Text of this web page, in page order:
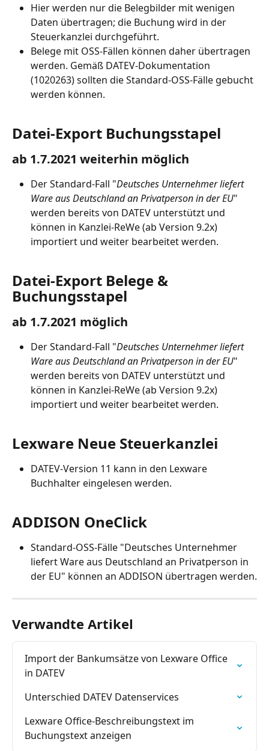
Hier werden nur die Belegbilder mit wenigen
Daten übertragen; die Buchung wird in der
Steuerkanzlei durchgeführt.
Belege mit OSS-Fällen können daher übertragen
werden. Gemäß DATEV-Dokumentation
(1020263) sollten die Standard-OSS-Fälle gebucht
werden können.
Datei-Export Buchungsstapel
ab 1.7.2021 weiterhin möglich
Der Standard-Fall "Deutsches Unternehmer liefert
Ware aus Deutschland an Privatperson in der EU"
werden bereits von DATEV unterstützt und
können in Kanzlei-ReWe (ab Version 9.2x)
importiert und weiter bearbeitet werden.
Datei-Export Belege &
Buchungsstapel
ab 1.7.2021 möglich
Der Standard-Fall "Deutsches Unternehmer liefert
Ware aus Deutschland an Privatperson in der EU"
werden bereits von DATEV unterstützt und
können in Kanzlei-ReWe (ab Version 9.2x)
importiert und weiter bearbeitet werden.
Lexware Neue Steuerkanzlei
DATEV-Version 11 kann in den Lexware
Buchhalter eingelesen werden.
ADDISON OneClick
Standard-OSS-Fälle "Deutsches Unternehmer
liefert Ware aus Deutschland an Privatperson in
der EU" können an ADDISON übertragen werden.
Verwandte Artikel
Import der Bankumsätze von Lexware Office
in DATEV
Unterschied DATEV Datenservices
Lexware Office-Beschreibungstext im
Buchungstext anzeigen